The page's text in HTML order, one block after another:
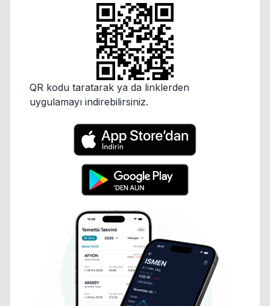
QR kodu taratarak ya da linklerden
uygulamayı indirebilirsiniz.